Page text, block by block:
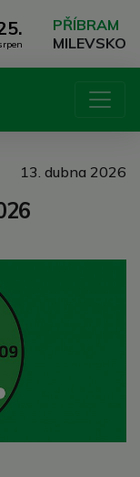
PŘÍBRAM
MILEVSKO
13. dubna 2026